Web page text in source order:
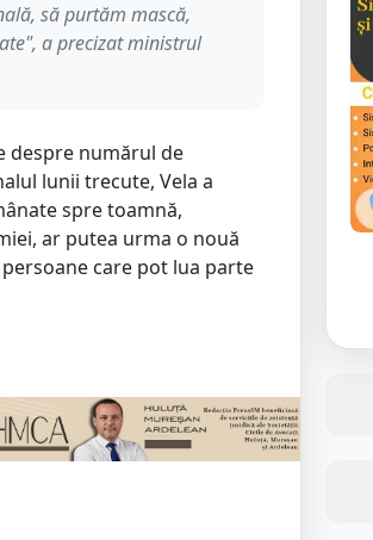
să purtăm mască,
a precizat ministrul
despre numărul de
lunii trecute, Vela a
spre toamnă,
ar putea urma o nouă
care pot lua parte